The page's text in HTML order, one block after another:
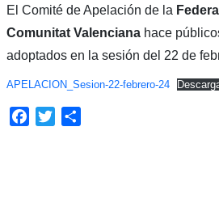
El Comité de Apelación de la
Comunitat Valencianahace
adoptados en la sesión del 22 de
APELACION_Sesion-22-febrero-24
Facebook
Twitter